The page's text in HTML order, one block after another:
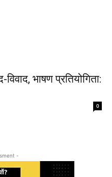
भाषण प्रतियोगिता:
0
-